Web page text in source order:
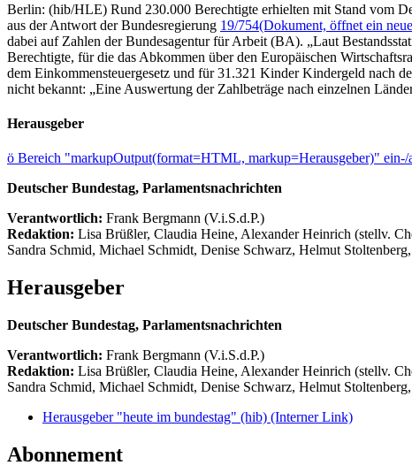
Berlin: (hib/HLE) Rund 230.000 Berechtigte erhielten mit Stand vom
aus der Antwort der Bundesregierung 19/754(Dokument, öffnet ein
dabei auf Zahlen der Bundesagentur für Arbeit (BA). „Laut
Berechtigte, für die das Abkommen über den Europäischen
dem Einkommensteuergesetz und für 31.321 Kinder Kindergeld nach
nicht bekannt: „Eine Auswertung der Zahlbeträge nach einzelnen
Herausgeber
ö Bereich "markupOutput(format=HTML, markup=Herausgeber)" ein-/
Deutscher Bundestag, Parlamentsnachrichten
Verantwortlich: Frank Bergmann (V.i.S.d.P.)
Redaktion: Lisa Brüßler, Claudia Heine, Alexander Heinrich (stellv.
Sandra Schmid, Michael Schmidt, Denise Schwarz, Helmut
Herausgeber
Deutscher Bundestag, Parlamentsnachrichten
Verantwortlich: Frank Bergmann (V.i.S.d.P.)
Redaktion: Lisa Brüßler, Claudia Heine, Alexander Heinrich (stellv.
Sandra Schmid, Michael Schmidt, Denise Schwarz, Helmut
Herausgeber "heute im bundestag" (hib) (Interner Link)
Abonnement